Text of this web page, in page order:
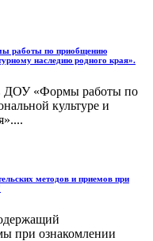
работы по приобщению
наследию родного края».
ДОУ «Формы работы по
культуре и
методов и приемов при
при ознакомлении